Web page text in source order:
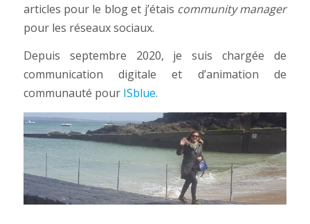
articles pour le blog et j’étais community manager
pour les réseaux sociaux.
Depuis septembre 2020, je suis chargée de
communication digitale et d’animation de
communauté pour ISblue.